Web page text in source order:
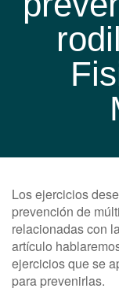
Los ejercicios
prevención de
relacionadas con
artículo
ejercicios que se
para prevenirlas.